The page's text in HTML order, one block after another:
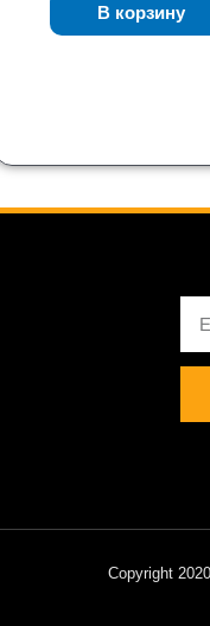
В корзину
Copyright